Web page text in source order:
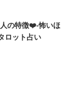
の特徴❤️-怖いほ
ロット占い